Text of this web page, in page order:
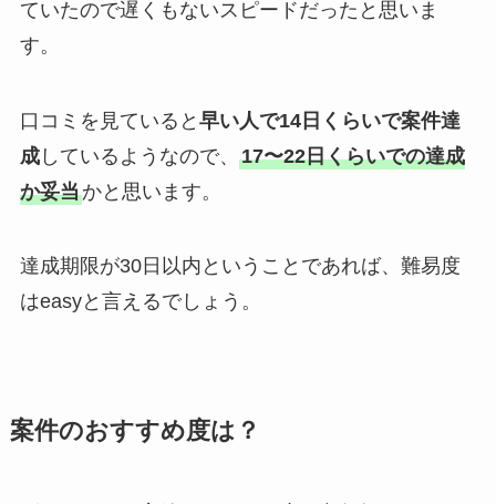
ていたので遅くもないスピードだったと思いま
す。
口コミを見ていると 早い人で14日くらいで案件達
成しているようなので、 17〜22日くらいでの達成
か妥当かと思います。
達成期限が30日以内ということであれば、難易度
はeasyと言えるでしょう。
案件のおすすめ度は？